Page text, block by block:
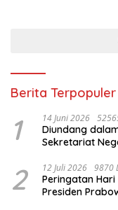
Berita Terpopuler
1 14 Juni 2026
Diundang
Sekretariat
2 12 Juli 2026 9870
Peringatan
Presiden